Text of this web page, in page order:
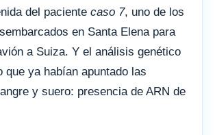
del paciente caso 7, uno de los
en Santa Elena para
a Suiza. Y el análisis genético
que ya habían apuntado las
y suero: presencia de ARN de